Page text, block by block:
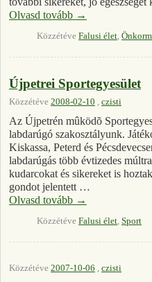
Olvasd tovább →
Közzétéve Falusi élet
Újpetrei Sportegyesület
Közzétéve 2008-02-10 , czisti
Az Újpetrén mûködõ
labdarúgó szakosztályunk.
Kiskassa, Peterd és
labdarúgás több évtizedes
kudarcokat és sikereket is
gondot jelentett …
Olvasd tovább →
Közzétéve Falusi élet, Sport
Közzétéve 2007-10-06 czisti